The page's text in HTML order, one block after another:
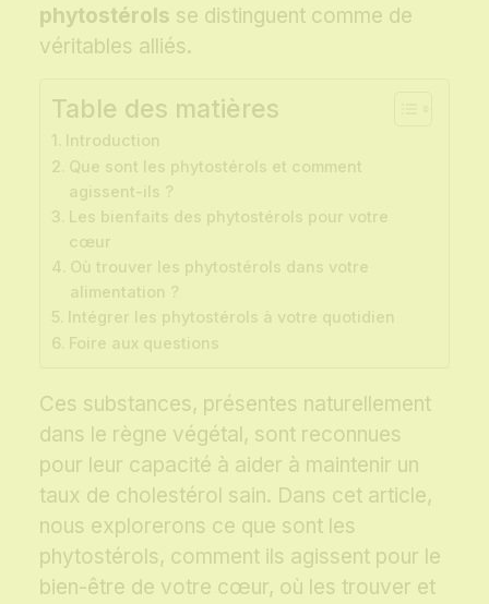
phytostérols se distinguent comme de
véritables alliés.
Table des matières
Introduction
Que sont les phytostérols et comment
agissent-ils ?
Les bienfaits des phytostérols pour votre
cœur
Où trouver les phytostérols dans votre
alimentation ?
Intégrer les phytostérols à votre quotidien
Foire aux questions
Ces substances, présentes naturellement
dans le règne végétal, sont reconnues
pour leur capacité à aider à maintenir un
taux de cholestérol sain. Dans cet article,
nous explorerons ce que sont les
phytostérols, comment ils agissent pour le
bien-être de votre cœur, où les trouver et